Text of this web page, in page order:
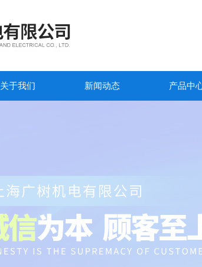
关于我们 新闻动态 产品中